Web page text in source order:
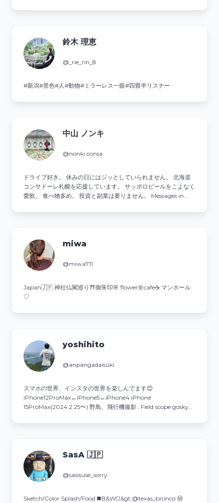
巡り #気紛れが食す #気紛れが巡る
鈴木 理恵
@_rie_rin_8
#新潟#景色#人#動物#ミラーレス一眼#四畳半リスナー
中山 ノンキ
@nonki.consa
ドライブ好き。 休みの日にはジッとしていられません。 北海道
コンサドーレ札幌を応援しています。 サッポロビールをこよなく
愛飲。 食べ物多め。 投資と副業は要りません。 Messages in
miwa
@miwa711
Japan🇯🇵 神社仏閣巡り⛩御朱印🌸 flower🌼cafe☕️ マンホール
♡
yoshihito
@anpangadaisuki
スマホの世界、インスタの世界を楽しんでます😊
iPhone12ProMax←iPhone5←iPhone4 iPhone
15ProMax(2024.2.25〜) 野鳥、飛行機撮影 : Field scope gosky使
SasA 🇯🇵
@sasisuse_sorry
Sketch/Color Splash/Food ◼️B&W◻️&gt;@texas_bronco Ⓜ